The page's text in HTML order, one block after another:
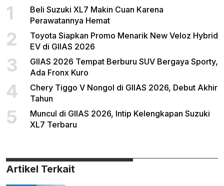
1
Beli Suzuki XL7 Makin Cuan Karena
Perawatannya Hemat
2
Toyota Siapkan Promo Menarik New Veloz Hybrid
EV di GIIAS 2026
3
GIIAS 2026 Tempat Berburu SUV Bergaya Sporty,
Ada Fronx Kuro
4
Chery Tiggo V Nongol di GIIAS 2026, Debut Akhir
Tahun
5
Muncul di GIIAS 2026, Intip Kelengkapan Suzuki
XL7 Terbaru
Artikel Terkait